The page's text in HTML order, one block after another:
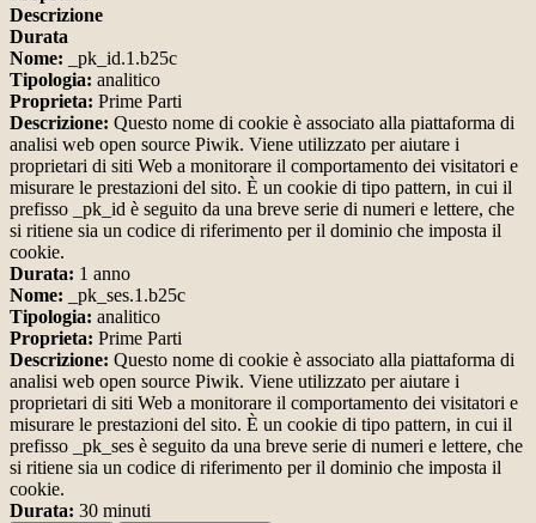
Descrizione
Durata
Nome: _pk_id.1.b25c
Tipologia: analitico
Proprieta: Prime Parti
Descrizione: Questo nome di cookie è associato alla piattaforma di
analisi web open source Piwik. Viene utilizzato per aiutare i
proprietari di siti Web a monitorare il comportamento dei visitatori e
misurare le prestazioni del sito. È un cookie di tipo pattern, in cui il
prefisso _pk_id è seguito da una breve serie di numeri e lettere, che
si ritiene sia un codice di riferimento per il dominio che imposta il
cookie.
Durata: 1 anno
Nome: _pk_ses.1.b25c
Tipologia: analitico
Proprieta: Prime Parti
Descrizione: Questo nome di cookie è associato alla piattaforma di
analisi web open source Piwik. Viene utilizzato per aiutare i
proprietari di siti Web a monitorare il comportamento dei visitatori e
misurare le prestazioni del sito. È un cookie di tipo pattern, in cui il
prefisso _pk_ses è seguito da una breve serie di numeri e lettere, che
si ritiene sia un codice di riferimento per il dominio che imposta il
cookie.
Durata: 30 minuti